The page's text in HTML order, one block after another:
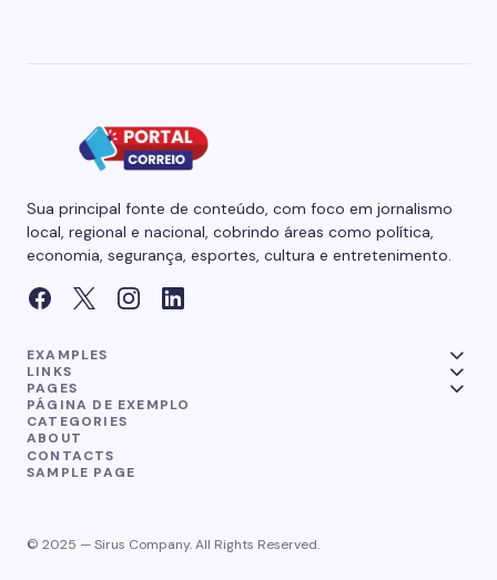
Sua principal fonte de conteúdo, com foco em jornalismo
local, regional e nacional, cobrindo áreas como política,
economia, segurança, esportes, cultura e entretenimento.
EXAMPLES
LINKS
PAGES
PÁGINA DE EXEMPLO
CATEGORIES
ABOUT
CONTACTS
SAMPLE PAGE
© 2025 — Sirus Company. All Rights Reserved.